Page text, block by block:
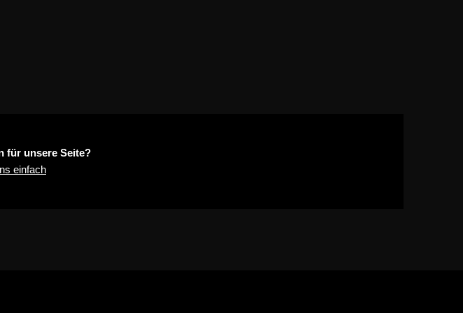
für unsere Seite?
einfach